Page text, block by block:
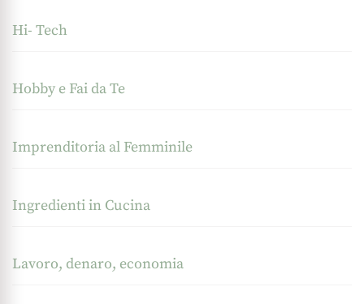
Hi- Tech
Hobby e Fai da Te
Imprenditoria al Femminile
Ingredienti in Cucina
Lavoro, denaro, economia